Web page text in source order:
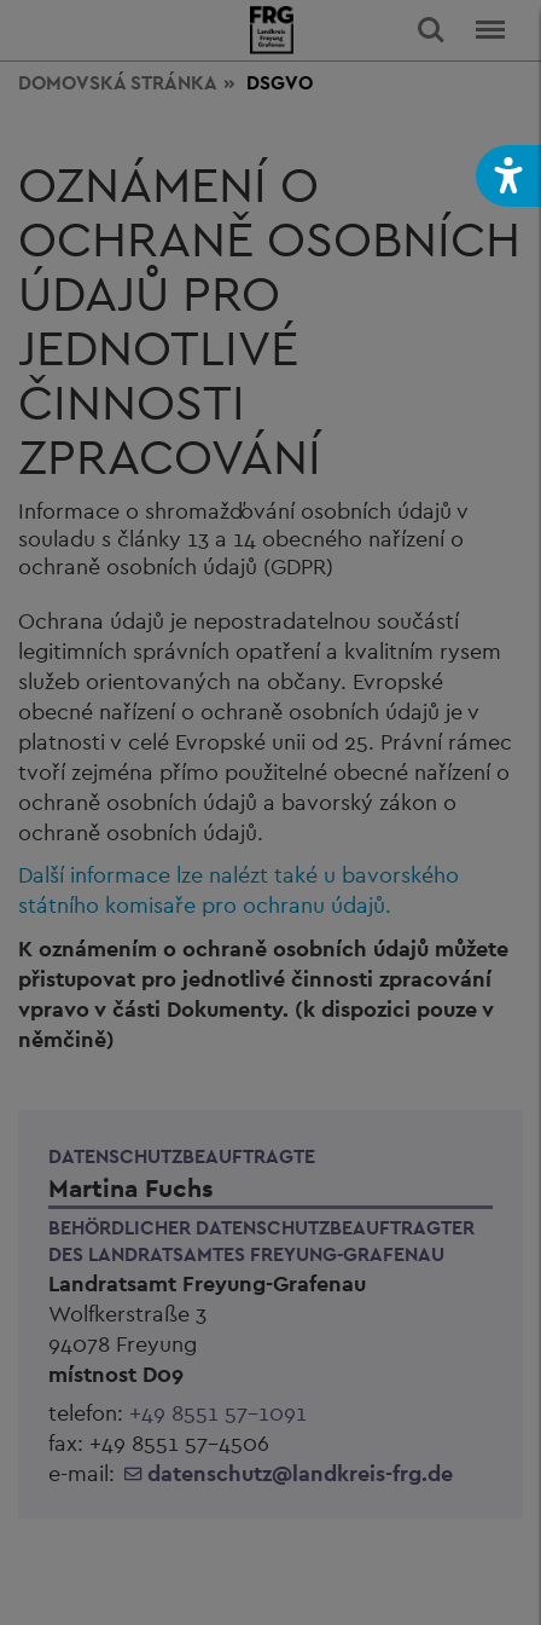
DOMOVSKÁ STRÁNKA DSGVO
OZNÁMENÍ O
OCHRANĚ OSOBNÍCH
ÚDAJŮ PRO
JEDNOTLIVÉ
ČINNOSTI
ZPRACOVÁNÍ
Informace o shromažďování osobních údajů v
souladu s články 13 a 14 obecného nařízení o
ochraně osobních údajů (GDPR)
Ochrana údajů je nepostradatelnou součástí
legitimních správních opatření a kvalitním rysem
služeb orientovaných na občany. Evropské
obecné nařízení o ochraně osobních údajů je v
platnosti v celé Evropské unii od 25. Právní rámec
tvoří zejména přímo použitelné obecné nařízení o
ochraně osobních údajů a bavorský zákon o
ochraně osobních údajů.
Další informace lze nalézt také u bavorského
státního komisaře pro ochranu údajů.
K oznámením o ochraně osobních údajů můžete
přistupovat pro jednotlivé činnosti zpracování
vpravo v části Dokumenty. (k dispozici pouze v
němčině)
DATENSCHUTZBEAUFTRAGTE
Martina Fuchs
BEHÖRDLICHER DATENSCHUTZBEAUFTRAGTER
DES LANDRATSAMTES FREYUNG-GRAFENAU
Landratsamt Freyung-Grafenau
Wolfkerstraße 3
94078 Freyung
místnost D09
telefon: +49 8551 57-1091
fax: +49 8551 57-4506
e-mail:
datenschutz@landkreis-frg.de